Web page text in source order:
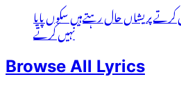
کرتے پریشاں حال رہتےہیں سکوں پایا
نہیں کرتے
Browse All Lyrics